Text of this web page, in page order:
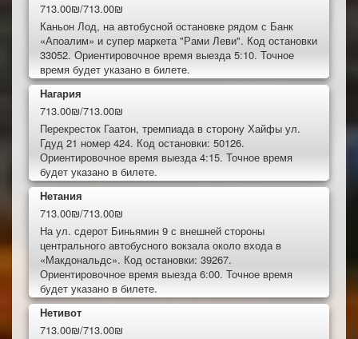
713.00₪/713.00₪
Каньон Лод, на автобусной остановке рядом с Банк
«Апоалим» и супер маркета "Рами Леви". Код остановки
33052. Ориентировочное время выезда 5:10. Точное
время будет указано в билете.
Нагария
713.00₪/713.00₪
Перекресток Гаатон, тремпиада в сторону Хайфы ул.
Гдуд 21 номер 424. Код остановки: 50126.
Ориентировочное время выезда 4:15. Точное время
будет указано в билете.
Нетания
713.00₪/713.00₪
На ул. сдерот Биньямин 9 с внешней стороны
центрального автобусного вокзала около входа в
«Макдональдс». Код остановки: 39267.
Ориентировочное время выезда 6:00. Точное время
будет указано в билете.
Нетивот
713.00₪/713.00₪